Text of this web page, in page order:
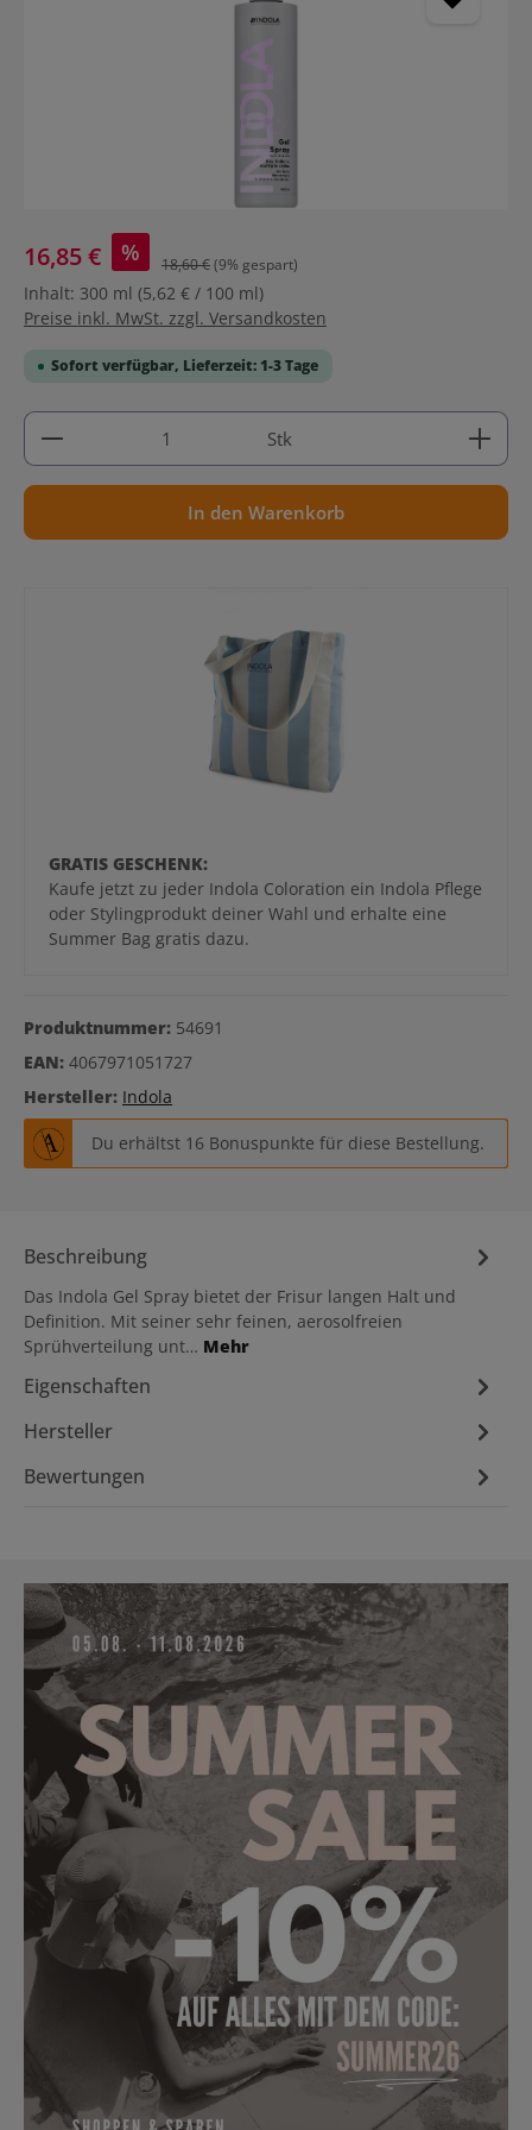
16,85 € % 18,60 €(9% gespart)
Inhalt: 300 ml (5,62 € / 100 ml)
Preise inkl. MwSt. zzgl. Versandkosten
Sofort verfügbar, Lieferzeit: 1-3 Tage
Produkt Anzahl: Gib den gewünschten Wert ein
Stk
In den Warenkorb
GRATIS GESCHENK:
Kaufe jetzt zu jeder Indola Coloration ein Indola Pflege
oder Stylingprodukt deiner Wahl und erhalte eine
Summer Bag gratis dazu.
Produktnummer: 54691
EAN: 4067971051727
Hersteller: Indola
Du erhältst 16 Bonuspunkte für diese Bestellung.
Beschreibung
Das Indola Gel Spray bietet der Frisur langen Halt und
Definition. Mit seiner sehr feinen, aerosolfreien
Sprühverteilung unt… Mehr
Eigenschaften
Hersteller
Bewertungen